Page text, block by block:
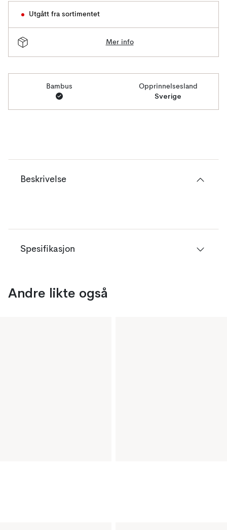
Utgått fra sortimentet
Mer info
Bambus Opprinnelsesland
Sverige
Beskrivelse
Spesifikasjon
Andre likte også